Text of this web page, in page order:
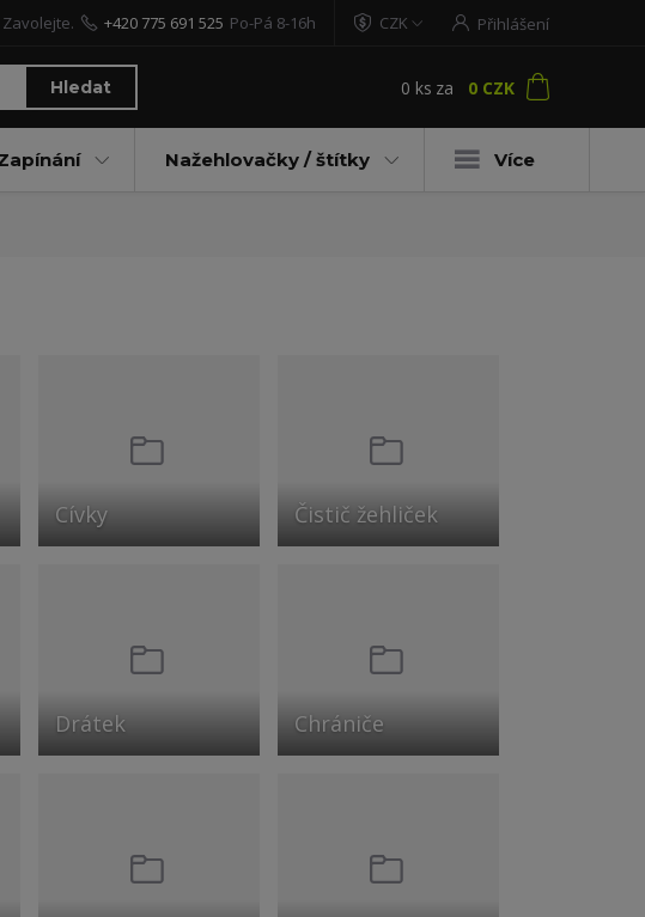
CZK Přihlášení
Hledat
+420 775 691 525 Po-Pá 8-16h
0 ks za 0 CZK
Nažehlovačky / štítky Více
Cívky Čistič žehliček
Drátek Chrániče